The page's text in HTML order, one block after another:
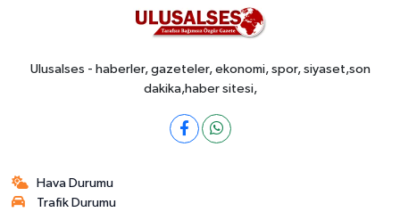
Ulusalses - haberler, gazeteler, ekonomi, spor, siyaset,son
dakika,haber sitesi,
Hava Durumu
Trafik Durumu